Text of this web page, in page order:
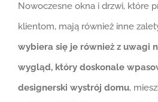
Nowoczesne okna i drzwi, które
klientom, mają również inne
wybiera się je również z uwagi
wygląd, który doskonale
designerski wystrój domu,